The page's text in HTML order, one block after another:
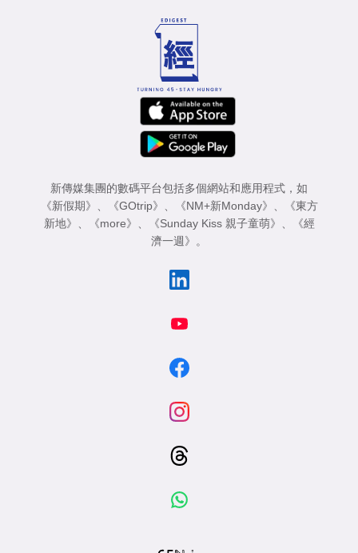
新傳媒集團的數碼平台包括多個網站和應用程式，如
《新假期》 、 《GOtrip》 、 《NM+新Monday》 、
《東方
新地》 、 《more》 、 《Sunday Kiss 親子童萌》 、
《經
濟一週》 。